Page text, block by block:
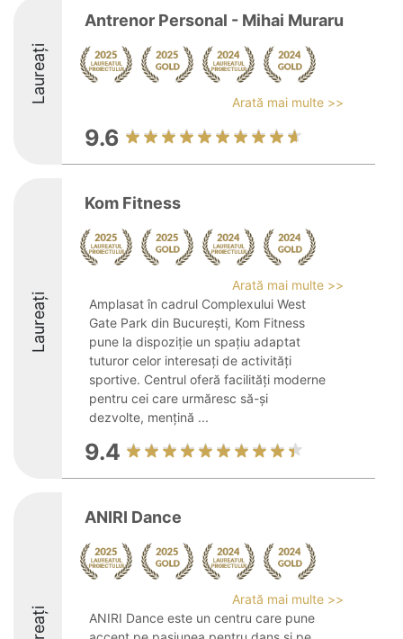
Laureați
Antrenor Personal - Mihai Muraru
Arată mai multe >>
9.6
Laureați
Kom Fitness
Arată mai multe >>
Amplasat în cadrul Complexului West
Gate Park din București, Kom Fitness
pune la dispoziție un spațiu adaptat
tuturor celor interesați de activități
sportive. Centrul oferă facilități moderne
pentru cei care urmăresc să-și
dezvolte, mențină ...
9.4
ANIRI Dance
Arată mai multe >>
ANIRI Dance este un centru care pune